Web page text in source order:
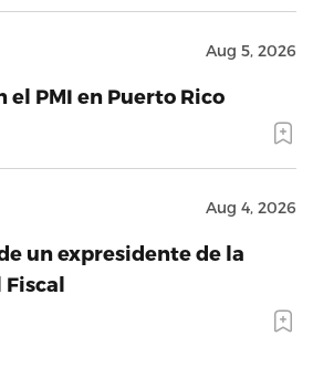
Aug 5, 2026
el PMI en Puerto Rico
Aug 4, 2026
un expresidente de la
Fiscal